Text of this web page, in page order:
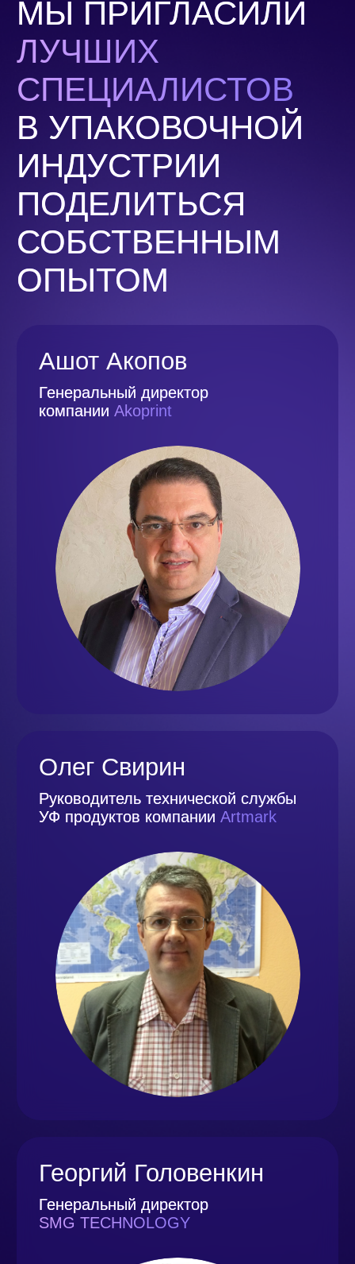
Георгий Головенкин
SMG TECHNOLOGY
Антон Коваль
технологий компании B2Print
Алексей Киселев
Руководитель отдела по работе
с клиентами среднего и малого
Kaspersky